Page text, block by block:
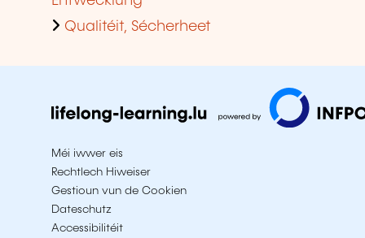
Qualitéit, Sécherheet
Méi iwwer eis
Rechtlech Hiweiser
Gestioun vun de Cookien
Dateschutz
Accessibilitéit